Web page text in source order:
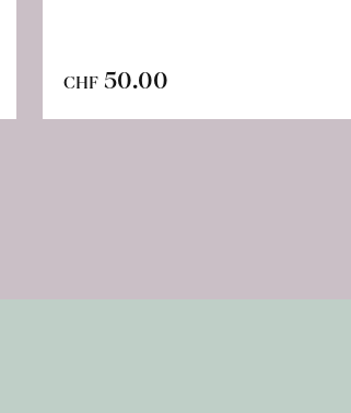
CHF 50.00
Warenkorb